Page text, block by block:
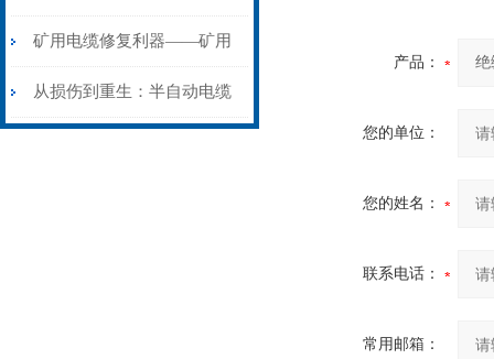
生”
安装与接线：精准修复的工
艺基石
矿用电缆修复利器——矿用
电缆热补机智能控温，安全
从损伤到重生：半自动电缆
产品：
您的单位：
您的姓名：
联系电话：
常用邮箱：